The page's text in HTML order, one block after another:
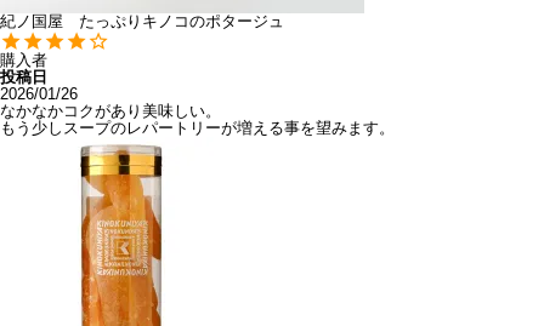
紀ノ国屋 たっぷりキノコのポタージュ
購入者
投稿日
2026/01/26
なかなかコクがあり美味しい。
もう少しスープのレパートリーが増える事を望みます。